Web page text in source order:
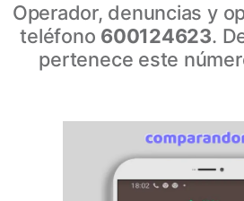
Operador, denuncias y
teléfono 600124623.
pertenece este